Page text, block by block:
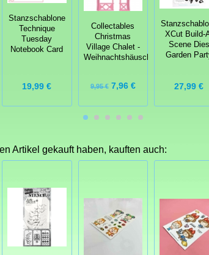
Stanzschablone
Technique
Tuesday
Notebook Card
19,99 €
Collectables
Christmas
Village Chalet -
Weihnachtshäuschen
9,95 €7,96 €
XCut Build-
Scene Dies
Garden
27,99 €
Artikel gekauft haben, kauften auch: